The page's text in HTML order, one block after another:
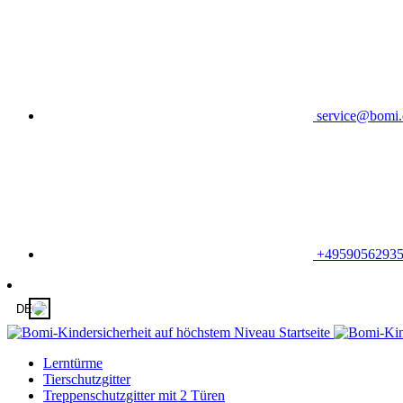
DE
Lerntürme
Tierschutzgitter
Treppenschutzgitter mit 2 Türen